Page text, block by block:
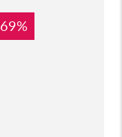
69%